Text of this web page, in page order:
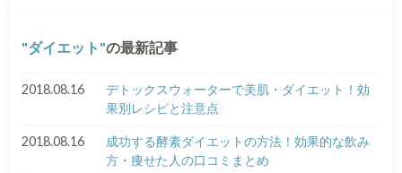
ダイエット の最新記事
2018.08.16
デトックスウォーターで美肌・ダイエット！効
果別レシピと注意点
2018.08.16
成功する酵素ダイエットの方法！効果的な飲み
方・痩せた人の口コミまとめ